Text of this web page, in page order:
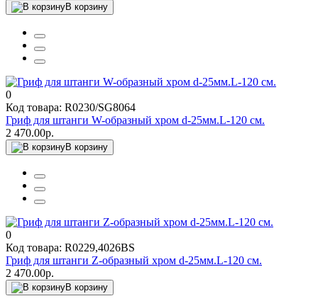
В корзину
0
Код товара: R0230/SG8064
Гриф для штанги W-образный хром d-25мм.L-120 см.
2 470.00р.
В корзину
0
Код товара: R0229,4026BS
Гриф для штанги Z-образный хром d-25мм.L-120 см.
2 470.00р.
В корзину